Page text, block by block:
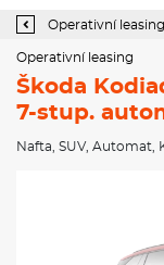
Operativní leasing
Operativní leasing
Škoda
7-stup.
Nafta SUV, Automat